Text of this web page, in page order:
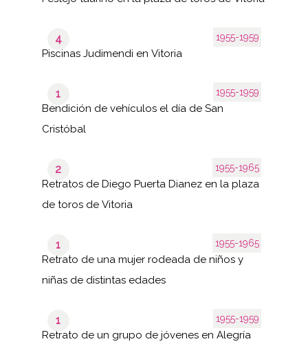
1955-1959
4
Piscinas Judimendi en Vitoria
1955-1959
1
Bendición de vehículos el día de San
Cristóbal
1955-1965
2
Retratos de Diego Puerta Dianez en la plaza
de toros de Vitoria
1955-1965
1
Retrato de una mujer rodeada de niños y
niñas de distintas edades
1955-1959
1
Retrato de un grupo de jóvenes en Alegría